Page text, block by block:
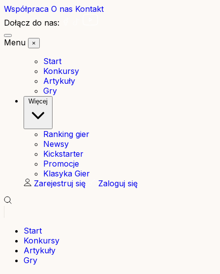
Współpraca O nas Kontakt
Dołącz do nas:
Menu
×
Start
Konkursy
Artykuły
Gry
Więcej
Ranking gier
Newsy
Kickstarter
Promocje
Klasyka Gier
Zarejestruj się
Zaloguj się
Start
Konkursy
Artykuły
Gry